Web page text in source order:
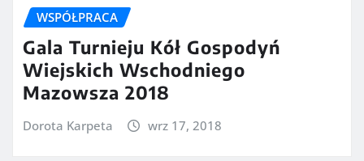
WSPÓŁPRACA
Gala Turnieju Kół Gospodyń
Wiejskich Wschodniego
Mazowsza 2018
Dorota Karpeta wrz 17, 2018